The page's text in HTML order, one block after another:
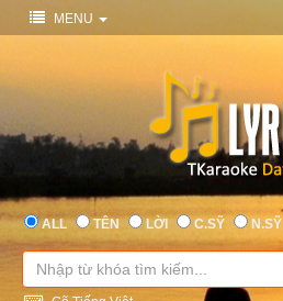
MENU
ALL TÊN LỜI C.SỸ N.SỸ